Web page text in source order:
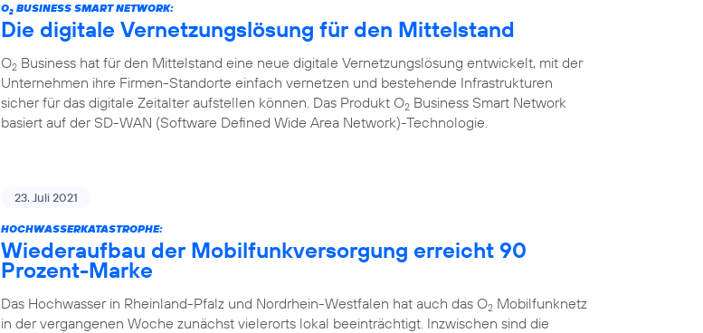
O2 BUSINESS SMART NETWORK:
Die digitale Vernetzungslösung für den Mittelstand
O2 Business hat für den Mittelstand eine neue digitale Vernetzungslösung entwickelt, mit der
Unternehmen ihre Firmen-Standorte einfach vernetzen und bestehende Infrastrukturen
sicher für das digitale Zeitalter aufstellen können. Das Produkt O2 Business Smart Network
basiert auf der SD-WAN (Software Defined Wide Area Network)-Technologie.
23. Juli 2021
HOCHWASSERKATASTROPHE:
Wiederaufbau der Mobilfunkversorgung erreicht 90
Prozent-Marke
Das Hochwasser in Rheinland-Pfalz und Nordrhein-Westfalen hat auch das O2 Mobilfunknetz
in der vergangenen Woche zunächst vielerorts lokal beeinträchtigt. Inzwischen sind die